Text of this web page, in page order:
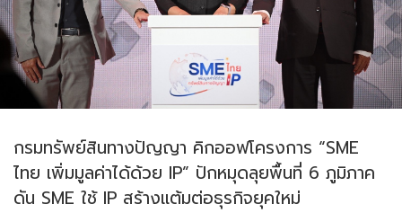
กรมทรัพย์สินทางปัญญา คิกออฟโครงการ “SME
ไทย เพิ่มมูลค่าได้ด้วย IP” ปักหมุดลุยพื้นที่ 6 ภูมิภาค
ดัน SME ใช้ IP สร้างแต้มต่อธุรกิจยุคใหม่